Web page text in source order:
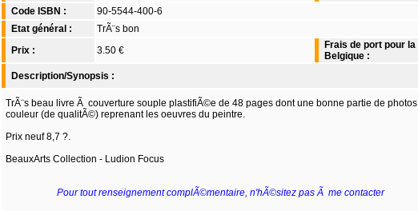
Code ISBN :
90-5544-400-6
Etat général :
TrÃ¨s bon
Prix :
3.50 €
Frais de port pour la
Belgique :
Description/Synopsis :
TrÃ¨s beau livre Ã couverture souple plastifiÃ©e de 48 pages dont une bonne partie de photos
couleur (de qualitÃ©) reprenant les oeuvres du peintre.
Prix neuf 8,7 ?.
BeauxArts Collection - Ludion Focus
Pour tout renseignement complÃ©mentaire, n'hÃ©sitez pas Ã me contacter